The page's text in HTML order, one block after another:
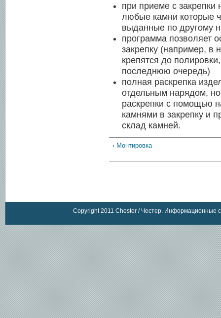
при приеме с закрепки
любые камни которые
выданные по другому
программа позволяет
закрепку (например, в
крепятся до
последнюю очередь)
полная раскрепка
отдельным нарядом,
раскрепки с помощью
камнями в закрепку и
склад камней.
‹ Монтировка
Copyright 2011 Chester / Честер. Информационные